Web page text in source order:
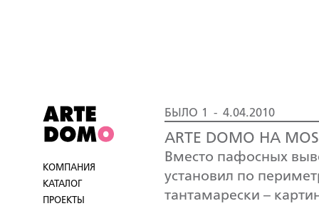
КОМПАНИЯ
КАТАЛОГ
ПРОЕКТЫ
БЫЛО 1 - 4.04.2010
ARTE DOMO НА
Вместо пафосных
установил по
тантамарески –